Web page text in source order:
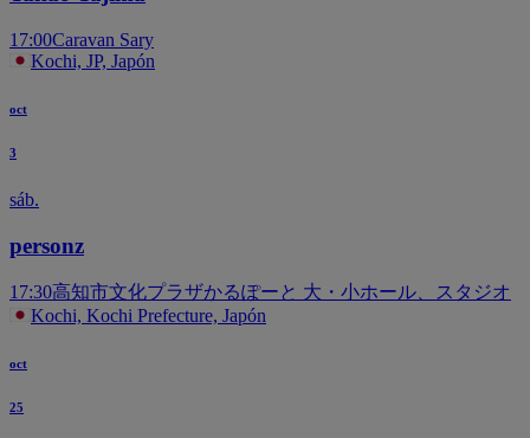
17:00Caravan Sary
Kochi, JP, Japón
oct
3
sáb.
personz
17:30高知市文化プラザかるぽーと 大・小ホール、スタジオ
Kochi, Kochi Prefecture, Japón
oct
25